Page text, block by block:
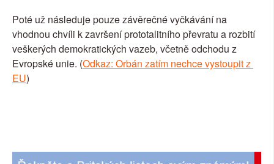
Poté už následuje pouze závěrečné vyčkávání na
vhodnou chvíli k završení prototalitního převratu a rozbití
veškerých demokratických vazeb, včetně odchodu z
Evropské unie. (Odkaz: Orbán zatím nechce vystoupit z
EU)